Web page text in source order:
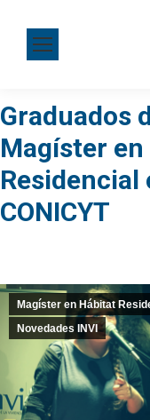
Graduados
Magíster
Residencial
CONICYT
Magíster en Hábitat
Novedades INVI